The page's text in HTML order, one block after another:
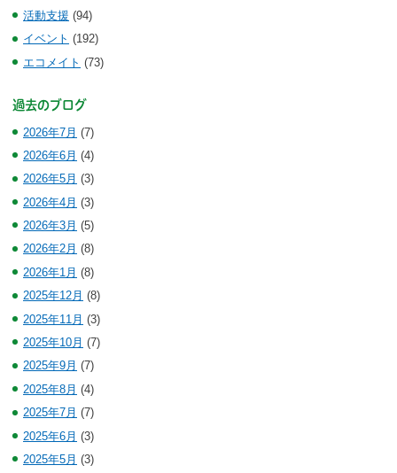
活動支援 (94)
イベント (192)
エコメイト (73)
過去のブログ
2026年7月 (7)
2026年6月 (4)
2026年5月 (3)
2026年4月 (3)
2026年3月 (5)
2026年2月 (8)
2026年1月 (8)
2025年12月 (8)
2025年11月 (3)
2025年10月 (7)
2025年9月 (7)
2025年8月 (4)
2025年7月 (7)
2025年6月 (3)
2025年5月 (3)